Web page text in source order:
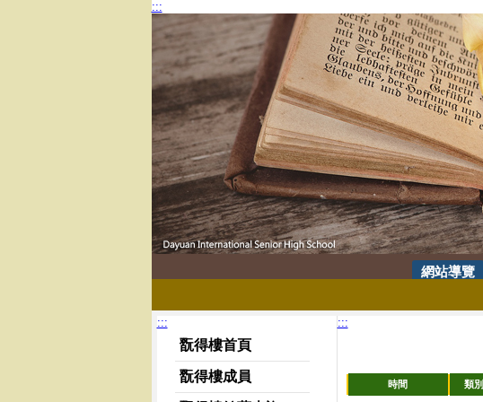
大園國際高中圖書館 | 自主學習
:::
網站導覽
:::
網站選單
翫得樓首頁
翫得樓成員
(PDF 檔)
:::
時間 類別